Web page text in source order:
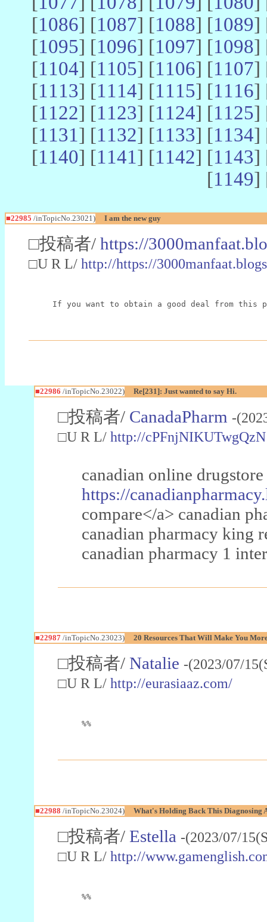
[1086] [1087] [1088] [1089]
[1095] [1096] [1097] [1098]
[1104] [1105] [1106] [1107]
[1113] [1114] [1115] [1116]
[1122] [1123] [1124] [1125]
[1131] [1132] [1133] [1134]
[1140] [1141] [1142] [1143]
[1149]
■22985 /inTopicNo.23021) I am the new guy
□投稿者/ https://
□U R L/ http://https://
If you want to obtain a good deal from this
■22986 /inTopicNo.23022) Re[231]: Just wanted to say Hi.
□投稿者/ CanadaPharm -
□U R L/ http://cPFnjNIKUTwgQzN
canadian online
https://
compare</a> canadian
canadian pharmacy king
canadian pharmacy 1
■22987/inTopicNo.23023) 20 Resources That Will Make You
□投稿者/ Natalie -(2023/07/
□U R L/ http://eurasiaaz.com/
%%
■22988 /inTopicNo.23024) What's Holding Back This Diagnosing
□投稿者/ Estella -(2023/07/
□U R L/ http://
%%